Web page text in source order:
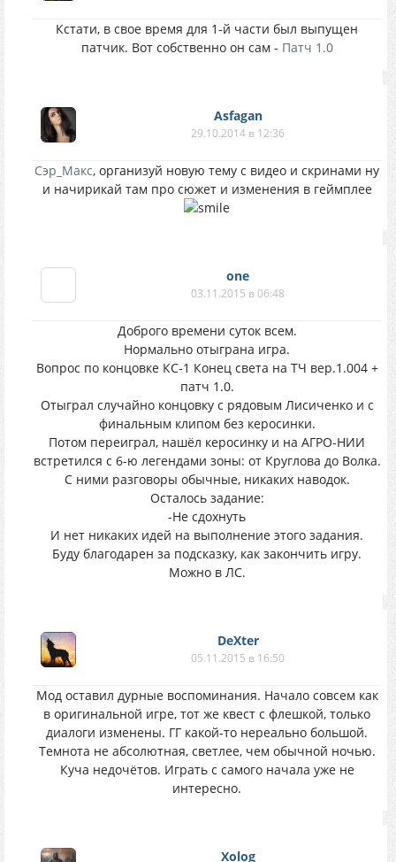
Кстати, в свое время для 1-й части был выпущен
патчик. Вот собственно он сам - Патч 1.0
Asfagan
29.10.2014 в 12:36
Сэр_Макс, организуй новую тему с видео и скринами ну
и начирикай там про сюжет и изменения в геймплее
one
03.11.2015 в 06:48
Доброго времени суток всем.
Нормально отыграна игра.
Вопрос по концовке КС-1 Конец света на ТЧ вер.1.004 +
патч 1.0.
Отыграл случайно концовку с рядовым Лисиченко и с
финальным клипом без керосинки.
Потом переиграл, нашёл керосинку и на АГРО-НИИ
встретился с 6-ю легендами зоны: от Круглова до Волка.
С ними разговоры обычные, никаких наводок.
Осталось задание:
-Не сдохнуть
И нет никаких идей на выполнение этого задания.
Буду благодарен за подсказку, как закончить игру.
Можно в ЛС.
DеXter
05.11.2015 в 16:50
Мод оставил дурные воспоминания. Начало совсем как
в оригинальной игре, тот же квест с флешкой, только
диалоги изменены. ГГ какой-то нереально большой.
Темнота не абсолютная, светлее, чем обычной ночью.
Куча недочётов. Играть с самого начала уже не
интересно.
Xolog